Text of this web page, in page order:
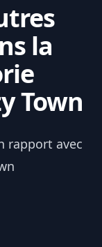
la
Town
rapport avec